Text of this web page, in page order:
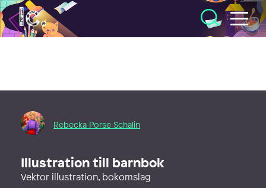
Illustratörcentrum
Rebecka Porse Schalin
Illustration till barnbok
Vektor illustration, bokomslag